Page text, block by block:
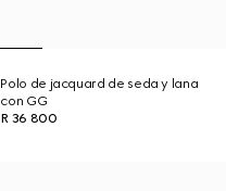
Polo de jacquard de seda y lana
con GG
R 36 800